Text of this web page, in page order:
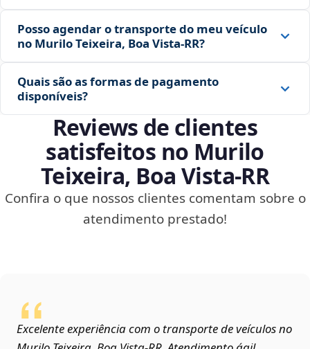
Posso agendar o transporte do meu veículo
no Murilo Teixeira, Boa Vista‑RR?
Quais são as formas de pagamento
disponíveis?
Reviews de clientes
satisfeitos no Murilo
Teixeira, Boa Vista‑RR
Confira o que nossos clientes comentam sobre o
atendimento prestado!
Excelente experiência com o transporte de veículos no